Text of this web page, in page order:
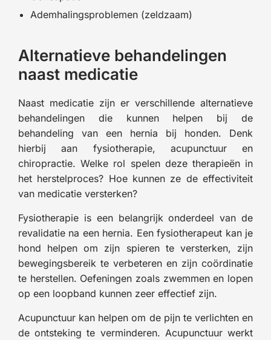
Ademhalingsproblemen (zeldzaam)
Alternatieve behandelingen
naast medicatie
Naast medicatie zijn er verschillende alternatieve
behandelingen die kunnen helpen bij de
behandeling van een hernia bij honden. Denk
hierbij aan fysiotherapie, acupunctuur en
chiropractie. Welke rol spelen deze therapieën in
het herstelproces? Hoe kunnen ze de effectiviteit
van medicatie versterken?
Fysiotherapie is een belangrijk onderdeel van de
revalidatie na een hernia. Een fysiotherapeut kan je
hond helpen om zijn spieren te versterken, zijn
bewegingsbereik te verbeteren en zijn coördinatie
te herstellen. Oefeningen zoals zwemmen en lopen
op een loopband kunnen zeer effectief zijn.
Acupunctuur kan helpen om de pijn te verlichten en
de ontsteking te verminderen. Acupunctuur werkt